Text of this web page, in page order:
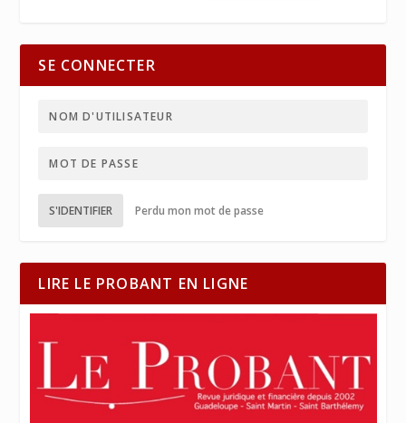
SE CONNECTER
S'IDENTIFIER Perdu mon mot de passe
LIRE LE PROBANT EN LIGNE